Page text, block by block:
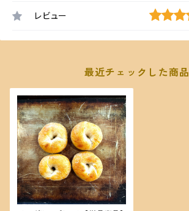
レビュー
最近チェックした商品